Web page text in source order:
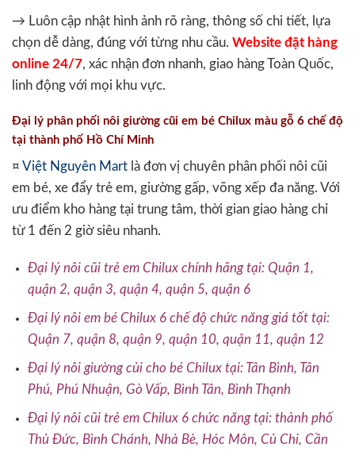
→ Luôn cập nhật hình ảnh rõ ràng, thông số chi tiết, lựa
chọn dễ dàng, đúng với từng nhu cầu. Website đặt hàng
online 24/7, xác nhận đơn nhanh, giao hàng Toàn Quốc,
linh động với mọi khu vực.
Đại lý phân phối nôi giường cũi em bé Chilux màu gỗ 6 chế độ
tại thành phố Hồ Chí Minh
¤ Việt Nguyên Mart là đơn vị chuyên phân phối nôi cũi
em bé, xe đẩy trẻ em, giường gấp, võng xếp đa năng. Với
ưu điểm kho hàng tại trung tâm, thời gian giao hàng chỉ
từ 1 đến 2 giờ siêu nhanh.
Đại lý nôi cũi trẻ em Chilux chính hãng tại: Quận 1,
quận 2, quận 3, quận 4, quận 5, quận 6
Đại lý nôi em bé Chilux 6 chế độ chức năng giá tốt tại:
Quận 7, quận 8, quận 9, quận 10, quận 11, quận 12
Đại lý nôi giường củi cho bé Chilux tại: Tân Bình, Tân
Phú, Phú Nhuận, Gò Vấp, Bình Tân, Bình Thạnh
Đại lý nôi cũi trẻ em Chilux 6 chức năng tại: thành phố
Thủ Đức, Bình Chánh, Nhà Bè, Hóc Môn, Củ Chi, Cần